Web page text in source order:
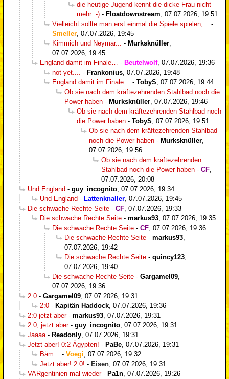
die heutige Jugend kennt die dicke Frau nicht
mehr :-) - Floatdownstream, 07.07.2026, 19:51
Vielleicht sollte man erst einmal die Spiele spielen,... -
Smeller, 07.07.2026, 19:45
Kimmich und Neymar... - Murksknüller,
07.07.2026, 19:45
England damit im Finale… - Beutelwolf, 07.07.2026, 19:36
not yet.... - Frankonius, 07.07.2026, 19:48
England damit im Finale… - TobyS, 07.07.2026, 19:44
Ob sie nach dem kräftezehrenden Stahlbad noch die
Power haben - Murksknüller, 07.07.2026, 19:46
Ob sie nach dem kräftezehrenden Stahlbad noch
die Power haben - TobyS, 07.07.2026, 19:51
Ob sie nach dem kräftezehrenden Stahlbad
noch die Power haben - Murksknüller,
07.07.2026, 19:56
Ob sie nach dem kräftezehrenden
Stahlbad noch die Power haben - CF,
07.07.2026, 20:08
Und England - guy_incognito, 07.07.2026, 19:34
Und England - Lattenknaller, 07.07.2026, 19:45
Die schwache Rechte Seite - CF, 07.07.2026, 19:33
Die schwache Rechte Seite - markus93, 07.07.2026, 19:35
Die schwache Rechte Seite - CF, 07.07.2026, 19:36
Die schwache Rechte Seite - markus93,
07.07.2026, 19:42
Die schwache Rechte Seite - quincy123,
07.07.2026, 19:40
Die schwache Rechte Seite - Gargamel09,
07.07.2026, 19:36
2:0 - Gargamel09, 07.07.2026, 19:31
2:0 - Kapitän Haddock, 07.07.2026, 19:36
2:0 jetzt aber- markus93, 07.07.2026, 19:31
2:0, jetzt aber- guy_incognito, 07.07.2026, 19:31
Jaaaa- Readonly, 07.07.2026, 19:31
Jetzt aber! 0:2 Ägypten! - PaBe, 07.07.2026, 19:31
Bäm... - Voegi, 07.07.2026, 19:32
Jetzt aber! 2:0! - Eisen, 07.07.2026, 19:31
VARgentinien mal wieder- Pa1n, 07.07.2026, 19:26